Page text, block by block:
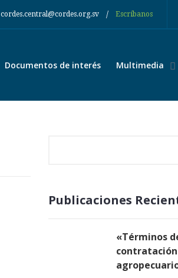
cordes.central@cordes.org.sv / Escríbanos
Documentos de interés Multimedia
Publicaciones
«Términos